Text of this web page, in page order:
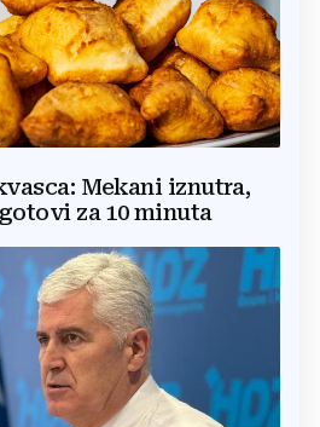
Mekani iznutra,
za 10 minuta